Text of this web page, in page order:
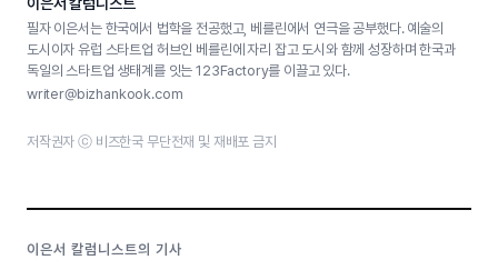
이은서 칼럼니스트
필자 이은서는 한국에서 법학을 전공했고, 베를린에서 연극을 공부했다. 예술의
도시이자 유럽 스타트업 허브인 베를린에 자리 잡고 도시와 함께 성장하며 한국과
독일의 스타트업 생태계를 잇는 123Factory를 이끌고 있다.
writer@bizhankook.com
저작권자 ⓒ 비즈한국 무단전재 및 재배포 금지
이은서 칼럼니스트의 기사